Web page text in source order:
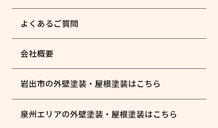
よくあるご質問
会社概要
岩出市の外壁塗装・屋根塗装はこちら
泉州エリアの外壁塗装・屋根塗装はこちら